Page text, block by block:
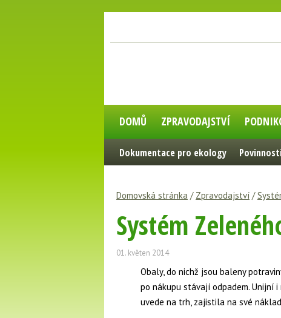
DOMŮ ZPRAVODAJSTVÍ
Dokumentace pro ekology Povinnosti
Domovská stránka / Zpravodajství /
Systém
01. květen 2014
Obaly, do nichž jsou baleny
po nákupu stávají odpadem. Unijní
uvede na trh, zajistila na své